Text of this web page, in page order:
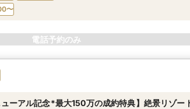
〜
電話予約のみ
ューアル記念*最大150万の成約特典】絶景リゾ